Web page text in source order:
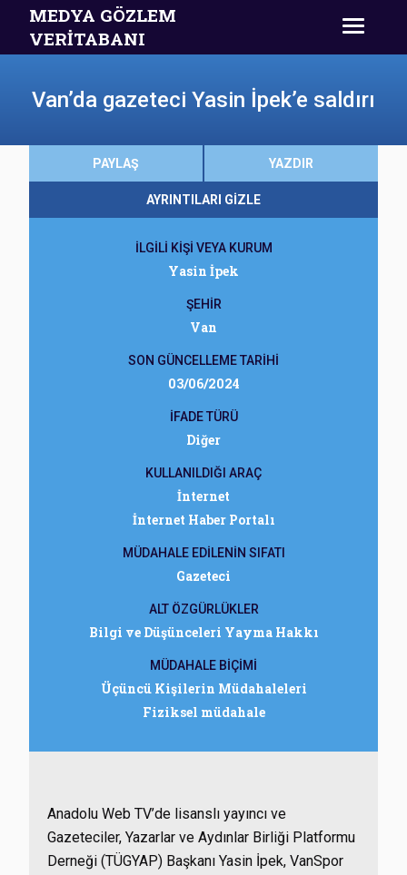
MEDYA GÖZLEM
VERİTABANI
Van’da gazeteci Yasin İpek’e saldırı
PAYLAŞ YAZDIR
AYRINTILARI GİZLE
İLGİLİ KİŞİ VEYA KURUM
Yasin İpek
ŞEHİR
Van
SON GÜNCELLEME TARİHİ
03/06/2024
İFADE TÜRÜ
Diğer
KULLANILDIĞI ARAÇ
İnternet
İnternet Haber Portalı
MÜDAHALE EDİLENİN SIFATI
Gazeteci
ALT ÖZGÜRLÜKLER
Bilgi ve Düşünceleri Yayma Hakkı
MÜDAHALE BİÇİMİ
Üçüncü Kişilerin Müdahaleleri
Fiziksel müdahale
Anadolu Web TV’de lisanslı yayıncı ve
Gazeteciler, Yazarlar ve Aydınlar Birliği Platformu
Derneği (TÜGYAP) Başkanı Yasin İpek, VanSpor